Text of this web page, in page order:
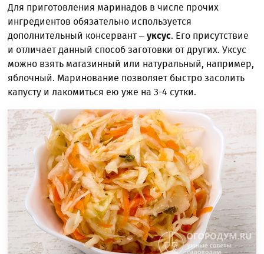
Для приготовления маринадов в числе прочих
ингредиентов обязательно используется
дополнительный консервант –уксус. Его присутствие
и отличает данный способ заготовки от других. Уксус
можно взять магазинный или натуральный, например,
яблочный. Маринование позволяет быстро засолить
капусту и лакомиться ею уже на 3-4 сутки.